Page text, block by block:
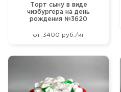
Торт сыну в виде
чизбургера на день
рождения №3620
от 3400 руб./кг